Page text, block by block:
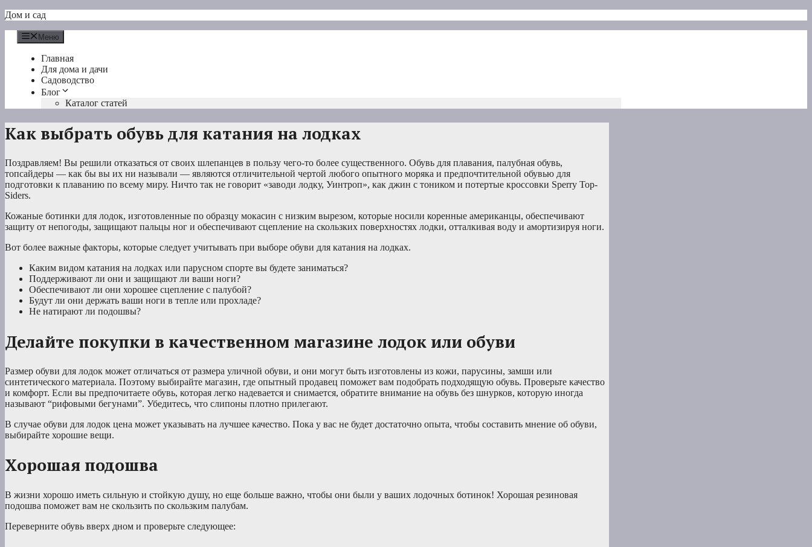
Перейти
содержимому
Дом и сад
Меню
Главная
Для дома и дачи
Садоводство
Блог
Каталог статей
Как выбрать обувь для катания на лодках
Поздравляем! Вы решили отказаться от своих шлепанцев в пользу чего-то более существенного. Обувь для плавания, палубная обувь,
топсайдеры — как бы вы их ни называли — являются отличительной чертой любого опытного моряка и предпочтительной обувью для
подготовки к плаванию по всему миру. Ничто так не говорит «заводи лодку, Уинтроп», как джин с тоником и потертые кроссовки Sperry Top-
Siders.
Кожаные ботинки для лодок, изготовленные по образцу мокасин с низким вырезом, которые носили коренные американцы, обеспечивают
защиту от непогоды, защищают пальцы ног и обеспечивают сцепление на скользких поверхностях лодки, отталкивая воду и амортизируя ноги.
Вот более важные факторы, которые следует учитывать при выборе обуви для катания на лодках.
Каким видом катания на лодках или парусном спорте вы будете заниматься?
Поддерживают ли они и защищают ли ваши ноги?
Обеспечивают ли они хорошее сцепление с палубой?
Будут ли они держать ваши ноги в тепле или прохладе?
Не натирают ли подошвы?
Делайте покупки в качественном магазине лодок или обуви
Размер обуви для лодок может отличаться от размера уличной обуви, и они могут быть изготовлены из кожи, парусины, замши или
синтетического материала. Поэтому выбирайте магазин, где опытный продавец поможет вам подобрать подходящую обувь. Проверьте качество
и комфорт. Если вы предпочитаете обувь, которая легко надевается и снимается, обратите внимание на обувь без шнурков, которую иногда
называют “рифовыми бегунами”. Убедитесь, что слипоны плотно прилегают.
В случае обуви для лодок цена может указывать на лучшее качество. Пока у вас не будет достаточно опыта, чтобы составить мнение об обуви,
выбирайте хорошие вещи.
Хорошая подошва
В жизни хорошо иметь сильную и стойкую душу, но еще больше важно, чтобы они были у ваших лодочных ботинок! Хорошая резиновая
подошва поможет вам не скользить по скользким палубам.
Переверните обувь вверх дном и проверьте следующее: